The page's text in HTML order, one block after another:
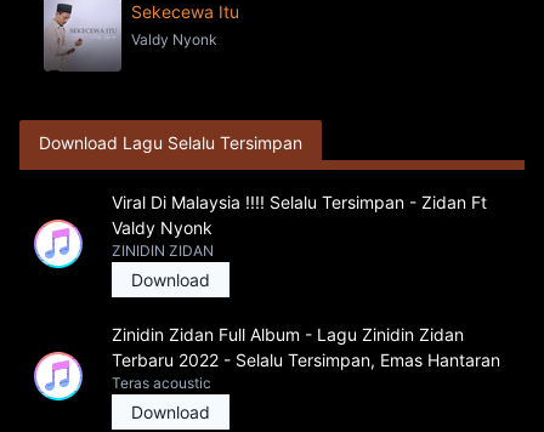
Sekecewa Itu
Valdy Nyonk
Download Lagu Selalu Tersimpan
Viral Di Malaysia !!!! Selalu Tersimpan - Zidan Ft
Valdy Nyonk
ZINIDIN ZIDAN
Download
Zinidin Zidan Full Album - Lagu Zinidin Zidan
Terbaru 2022 - Selalu Tersimpan, Emas Hantaran
Teras acoustic
Download